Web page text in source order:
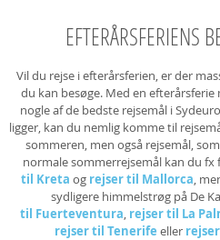
EFTERÅRSFERIENS
Vil du rejse i efterårsferien, er der
du kan besøge. Med en
nogle af de bedste rejsemål i
ligger, kan du nemlig komme til
sommeren, men også rejsemål,
normale sommerrejsemål kan du fx
til Kreta og rejser til Mallorca,
sydligere himmelstrøg på De
til Fuerteventura, rejser til La
rejser til Tenerife eller